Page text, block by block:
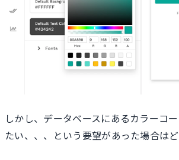
しかし、データベースにあるカラーコ
たい、、、という要望があった場合は